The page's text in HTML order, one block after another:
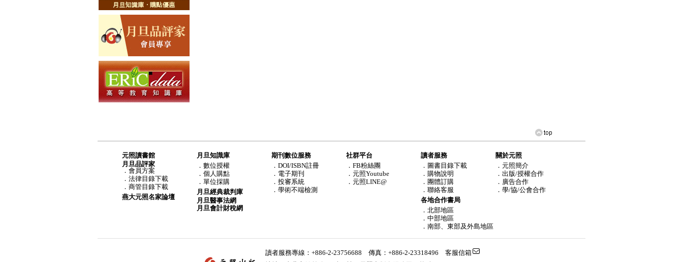
元照讀書館
月旦品評家
． 會員方案
． 法律目錄下載
． 商管目錄下載
燕大元照名家論壇
月旦知識庫
． 數位授權
． 個人購點
． 單位採購
月旦經典裁判庫
月旦醫事法網
月旦會計財稅網
期刊數位服務
．DOI/ISBN註冊
．電子期刊
．投審系統
．學術不端檢測
社群平台
．FB粉絲團
．元照Youtube
．元照LINE@
讀者服務
．圖書目錄下載
．購物說明
．團體訂購
．聯絡客服
各地合作書局
．北部地區
．中部地區
．南部、東部及外島地區
關於元照
．元照簡介
．出版/授權合作
．廣告合作
．學/協/公會合作
讀者服務專線：+886-2-23756688 傳真：+886-2-23318496 客服信箱